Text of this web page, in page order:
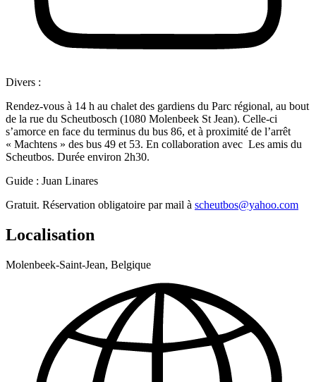
Divers :
Rendez-vous à 14 h au chalet des gardiens du Parc régional, au bout
de la rue du Scheutbosch (1080 Molenbeek St Jean). Celle-ci
s’amorce en face du terminus du bus 86, et à proximité de l’arrêt
« Machtens » des bus 49 et 53. En collaboration avec Les amis du
Scheutbos. Durée environ 2h30.
Guide : Juan Linares
Gratuit. Réservation obligatoire par mail à scheutbos@yahoo.com
Localisation
Molenbeek-Saint-Jean, Belgique